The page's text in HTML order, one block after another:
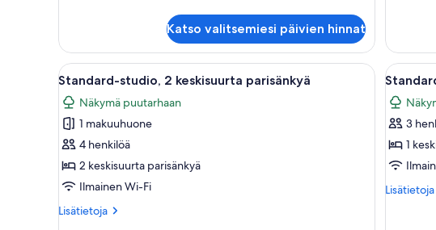
1
suuri
parisänky
Katso valitsemiesi päivien hinnat
2
Avaa
kaikki
huonetyypin
Standard-
studio,
2
keskisuurta
kuvat
Keittiössä on baaritiski, kaksi baarijakkaraa,
9
Standard-studio, 2 keskisuurta parisänkyä
Näkymä puutarhaan
1 makuuhuone
4 henkilöä
2 keskisuurta parisänkyä
Ilmainen Wi-Fi
Lisätietoja
Lisätietoja
Avaa
kaikki
studio,
1
9
3
1
Lisätietoja
Lisätietoja